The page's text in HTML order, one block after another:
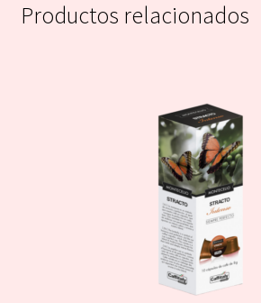
Productos relacionados